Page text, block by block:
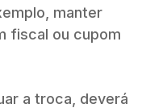
manter
fiscal ou cupom
a troca, deverá